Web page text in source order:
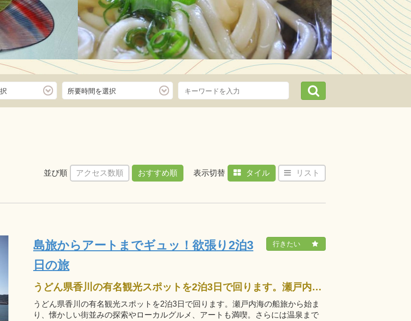
クルーズ
われがちで
島旅からアートまでギュッ！欲張り2泊3日
懐かしい街並み…
所要時間を選択
並び順 アクセス数順 おすすめ順 表示切替 タイル リスト
島旅からアートまでギュッ！欲張り2泊3
日の旅
うどん県香川の有名観光スポットを2泊3日で回ります。瀬戸内海の船旅から始まり、懐かしい街並みの探索やローカルグルメ、アートも満喫。さらには温泉まで楽しめる、充実のプランです。
うどん県香川の有名観光スポットを2泊3日で回ります。瀬戸内海の船旅から始ま
り、懐かしい街並みの探索やローカルグルメ、アートも満喫。さらには温泉まで